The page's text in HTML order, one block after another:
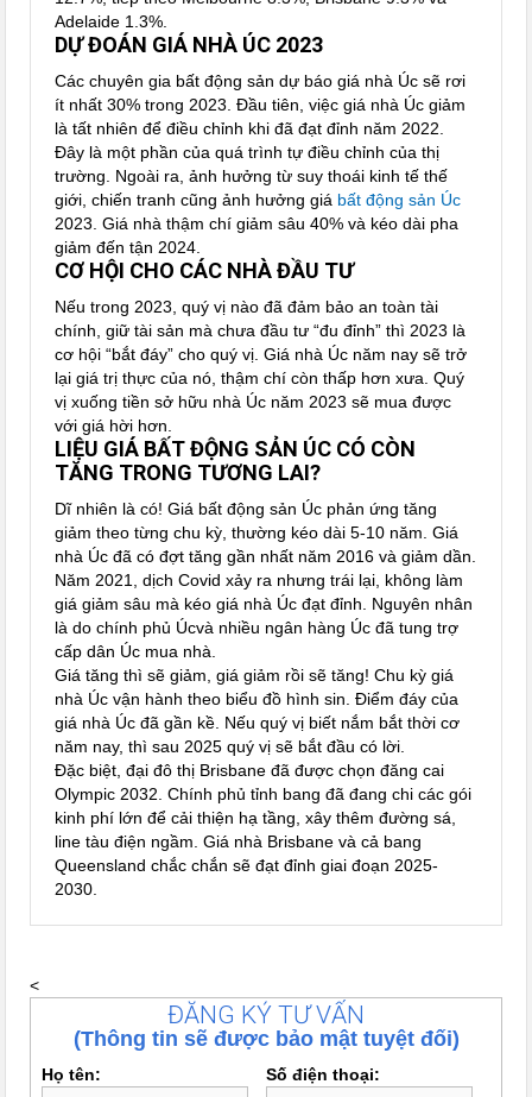
Adelaide 1.3%.
DỰ ĐOÁN GIÁ NHÀ ÚC 2023
Các chuyên gia bất động sản dự báo giá nhà Úc sẽ rơi
ít nhất 30% trong 2023. Đầu tiên, việc giá nhà Úc giảm
là tất nhiên để điều chỉnh khi đã đạt đỉnh năm 2022.
Đây là một phần của quá trình tự điều chỉnh của thị
trường. Ngoài ra, ảnh hưởng từ suy thoái kinh tế thế
giới, chiến tranh cũng ảnh hưởng giá bất động sản Úc
2023. Giá nhà thậm chí giảm sâu 40% và kéo dài pha
giảm đến tận 2024.
CƠ HỘI CHO CÁC NHÀ ĐẦU TƯ
Nếu trong 2023, quý vị nào đã đảm bảo an toàn tài
chính, giữ tài sản mà chưa đầu tư “đu đỉnh” thì 2023 là
cơ hội “bắt đáy” cho quý vị. Giá nhà Úc năm nay sẽ trở
lại giá trị thực của nó, thậm chí còn thấp hơn xưa. Quý
vị xuống tiền sở hữu nhà Úc năm 2023 sẽ mua được
với giá hời hơn.
LIỆU GIÁ BẤT ĐỘNG SẢN ÚC CÓ CÒN
TĂNG TRONG TƯƠNG LAI?
Dĩ nhiên là có! Giá bất động sản Úc phản ứng tăng
giảm theo từng chu kỳ, thường kéo dài 5-10 năm. Giá
nhà Úc đã có đợt tăng gần nhất năm 2016 và giảm dần.
Năm 2021, dịch Covid xảy ra nhưng trái lại, không làm
giá giảm sâu mà kéo giá nhà Úc đạt đỉnh. Nguyên nhân
là do chính phủ Úcvà nhiều ngân hàng Úc đã tung trợ
cấp dân Úc mua nhà.
Giá tăng thì sẽ giảm, giá giảm rồi sẽ tăng! Chu kỳ giá
nhà Úc vận hành theo biểu đồ hình sin. Điểm đáy của
giá nhà Úc đã gần kề. Nếu quý vị biết nắm bắt thời cơ
năm nay, thì sau 2025 quý vị sẽ bắt đầu có lời.
Đặc biệt, đại đô thị Brisbane đã được chọn đăng cai
Olympic 2032. Chính phủ tỉnh bang đã đang chi các gói
kinh phí lớn để cải thiện hạ tầng, xây thêm đường sá,
line tàu điện ngầm. Giá nhà Brisbane và cả bang
Queensland chắc chắn sẽ đạt đỉnh giai đoạn 2025-
2030.
<
ĐĂNG KÝ TƯ VẤN
(Thông tin sẽ được bảo mật tuyệt đối)
Họ tên: Số điện thoại: